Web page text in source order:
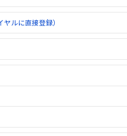
ルに直接登録）